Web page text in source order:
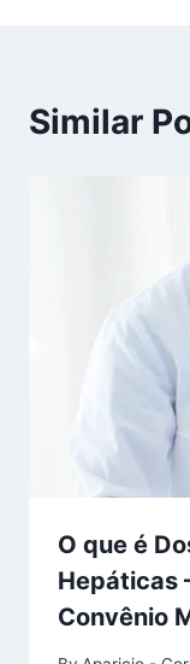
Similar
O que é
Hepáticas
Convênio